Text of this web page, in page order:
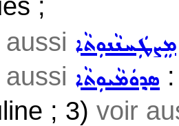
ܡܸܨܛܲܚܢܵܢܘܼܬܵܐ
ܣܕ݂ܘܿܡܵܝܘܼܬܵܐ
; 3) voir